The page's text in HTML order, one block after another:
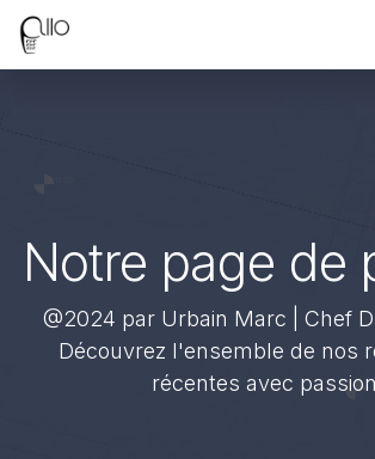
Se rendre au contenu
Notre page de
@2024 par Urbain Marc | Chef
Découvrez l'ensemble de nos
récentes avec